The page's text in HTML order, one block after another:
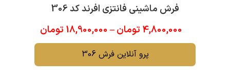
فرش ماشینی فانتزی افرند کد 306
4,800,000 تومان–
18,900,000 تومان
پرو آنلاین فرش 306